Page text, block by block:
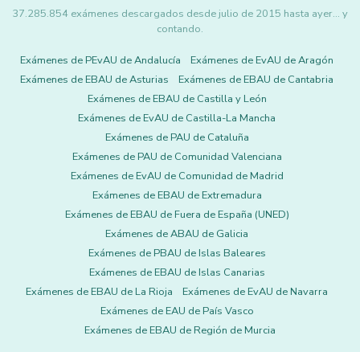
37.285.854 exámenes descargados desde julio de 2015 hasta ayer... y
contando.
Exámenes de PEvAU de Andalucía
Exámenes de EvAU de Aragón
Exámenes de EBAU de Asturias
Exámenes de EBAU de Cantabria
Exámenes de EBAU de Castilla y León
Exámenes de EvAU de Castilla-La Mancha
Exámenes de PAU de Cataluña
Exámenes de PAU de Comunidad Valenciana
Exámenes de EvAU de Comunidad de Madrid
Exámenes de EBAU de Extremadura
Exámenes de EBAU de Fuera de España (UNED)
Exámenes de ABAU de Galicia
Exámenes de PBAU de Islas Baleares
Exámenes de EBAU de Islas Canarias
Exámenes de EBAU de La Rioja
Exámenes de EvAU de Navarra
Exámenes de EAU de País Vasco
Exámenes de EBAU de Región de Murcia